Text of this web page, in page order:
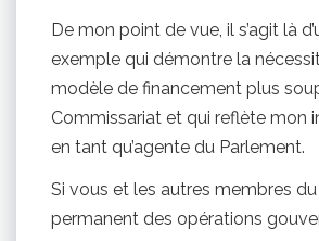
De mon point de vue, il s’agit là
exemple qui démontre la
modèle de financement plus
Commissariat et qui reflète mon
en tant qu’agente du Parlement.
Si vous et les autres membres
permanent des opérations